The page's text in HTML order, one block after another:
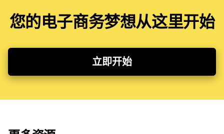
您的电子商务梦想从这里开始
立即开始